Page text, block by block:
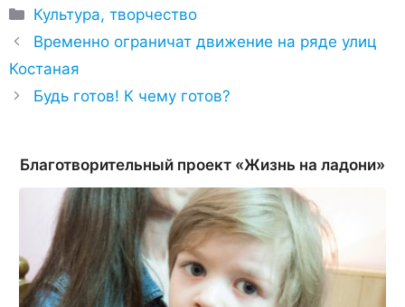
Рубрики
Культура, творчество
Временно ограничат движение на ряде улиц
Костаная
Будь готов! К чему готов?
Благотворительный проект «Жизнь на ладони»